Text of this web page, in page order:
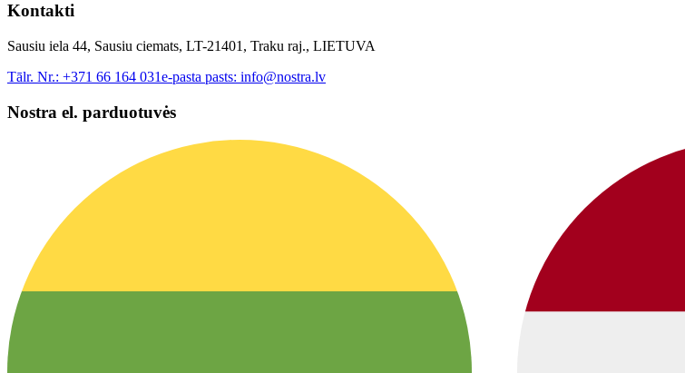
Kontakti
Sausiu iela 44, Sausiu ciemats, LT-21401, Traku raj., LIETUVA
Tālr. Nr.: +371 66 164 031e-pasta pasts: info@nostra.lv
Nostra el. parduotuvės